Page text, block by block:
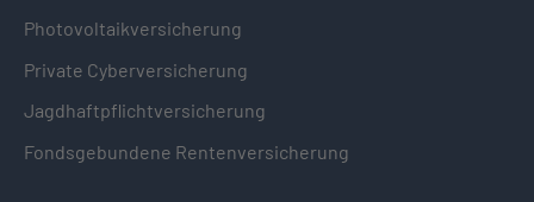
Photovoltaikversicherung
Private Cyberversicherung
Jagdhaftpflichtversicherung
Fondsgebundene Rentenversicherung